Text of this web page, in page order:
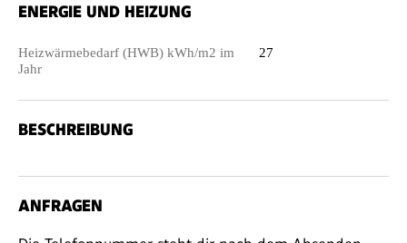
ENERGIE UND HEIZUNG
Heizwärmebedarf (HWB) kWh/m2 im
Jahr
27
BESCHREIBUNG
ANFRAGEN